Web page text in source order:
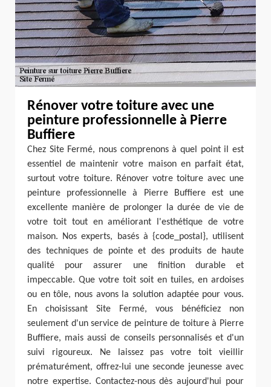
Rénover votre toiture avec une
peinture professionnelle à Pierre
Buffiere
Chez Site Fermé, nous comprenons à quel point il est
essentiel de maintenir votre maison en parfait état,
surtout votre toiture. Rénover votre toiture avec une
peinture professionnelle à Pierre Buffiere est une
excellente manière de prolonger la durée de vie de
votre toit tout en améliorant l'esthétique de votre
maison. Nos experts, basés à {code_postal}, utilisent
des techniques de pointe et des produits de haute
qualité pour assurer une finition durable et
impeccable. Que votre toit soit en tuiles, en ardoises
ou en tôle, nous avons la solution adaptée pour vous.
En choisissant Site Fermé, vous bénéficiez non
seulement d'un service de peinture de toiture à Pierre
Buffiere, mais aussi de conseils personnalisés et d'un
suivi rigoureux. Ne laissez pas votre toit vieillir
prématurément, offrez-lui une seconde jeunesse avec
notre expertise. Contactez-nous dès aujourd'hui pour